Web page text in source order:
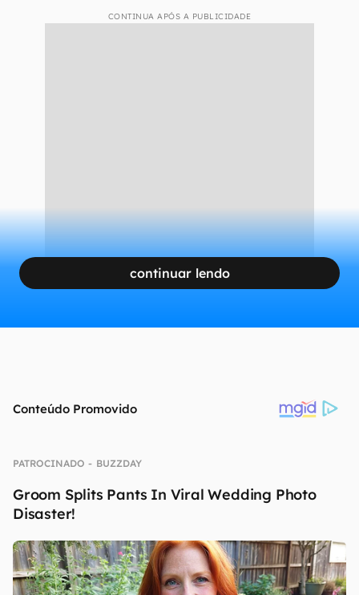
CONTINUA APÓS A PUBLICIDADE
continuar lendo